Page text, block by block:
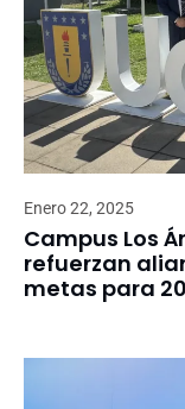
Enero 22, 2025
Campus Los
refuerzan
metas para